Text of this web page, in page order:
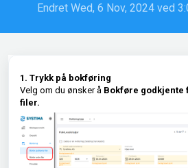
Endret Wed, 6 Nov, 2024 ved
1. Trykk på bokføring
Velg om du ønsker å Bokføre godkjente
filer.